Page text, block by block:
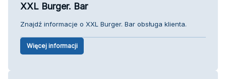
XXL Burger. Bar
Znajdź informacje o XXL Burger. Bar obsługa klienta.
Więcej informacji